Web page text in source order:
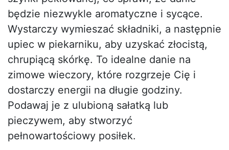
będzie niezwykle aromatyczne i sycące.
Wystarczy wymieszać składniki, a następnie
upiec w piekarniku, aby uzyskać złocistą,
chrupiącą skórkę. To idealne danie na
zimowe wieczory, które rozgrzeje Cię i
dostarczy energii na długie godziny.
Podawaj je z ulubioną sałatką lub
pieczywem, aby stworzyć
pełnowartościowy posiłek.